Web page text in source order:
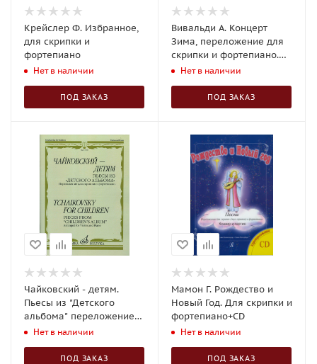
Крейслер Ф. Избранное,
для скрипки и
фортепиано
Нет в наличии
ПОД ЗАКАЗ
Вивальди А. Концерт
Зима, переложение для
скрипки и фортепиано.
Из цикла "Времена года"
Нет в наличии
ПОД ЗАКАЗ
Чайковский - детям.
Пьесы из "Детского
альбома" переложение
для скрипки и
Нет в наличии
ПОД ЗАКАЗ
Мамон Г. Рождество и
Новый Год. Для скрипки и
фортепиано+CD
Нет в наличии
ПОД ЗАКАЗ